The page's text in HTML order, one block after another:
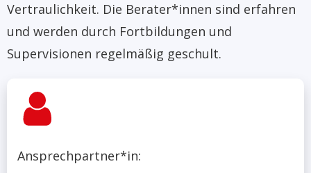
Vertraulichkeit. Die Berater*innen sind erfahren
und werden durch Fortbildungen und
Supervisionen regelmäßig geschult.
Ansprechpartner*in: